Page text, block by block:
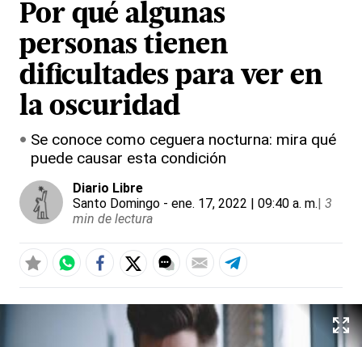
Por qué algunas
personas tienen
dificultades para ver en
la oscuridad
Se conoce como ceguera nocturna: mira qué
puede causar esta condición
Diario Libre
Santo Domingo - ene. 17, 2022 | 09:40 a. m.| 3
min de lectura